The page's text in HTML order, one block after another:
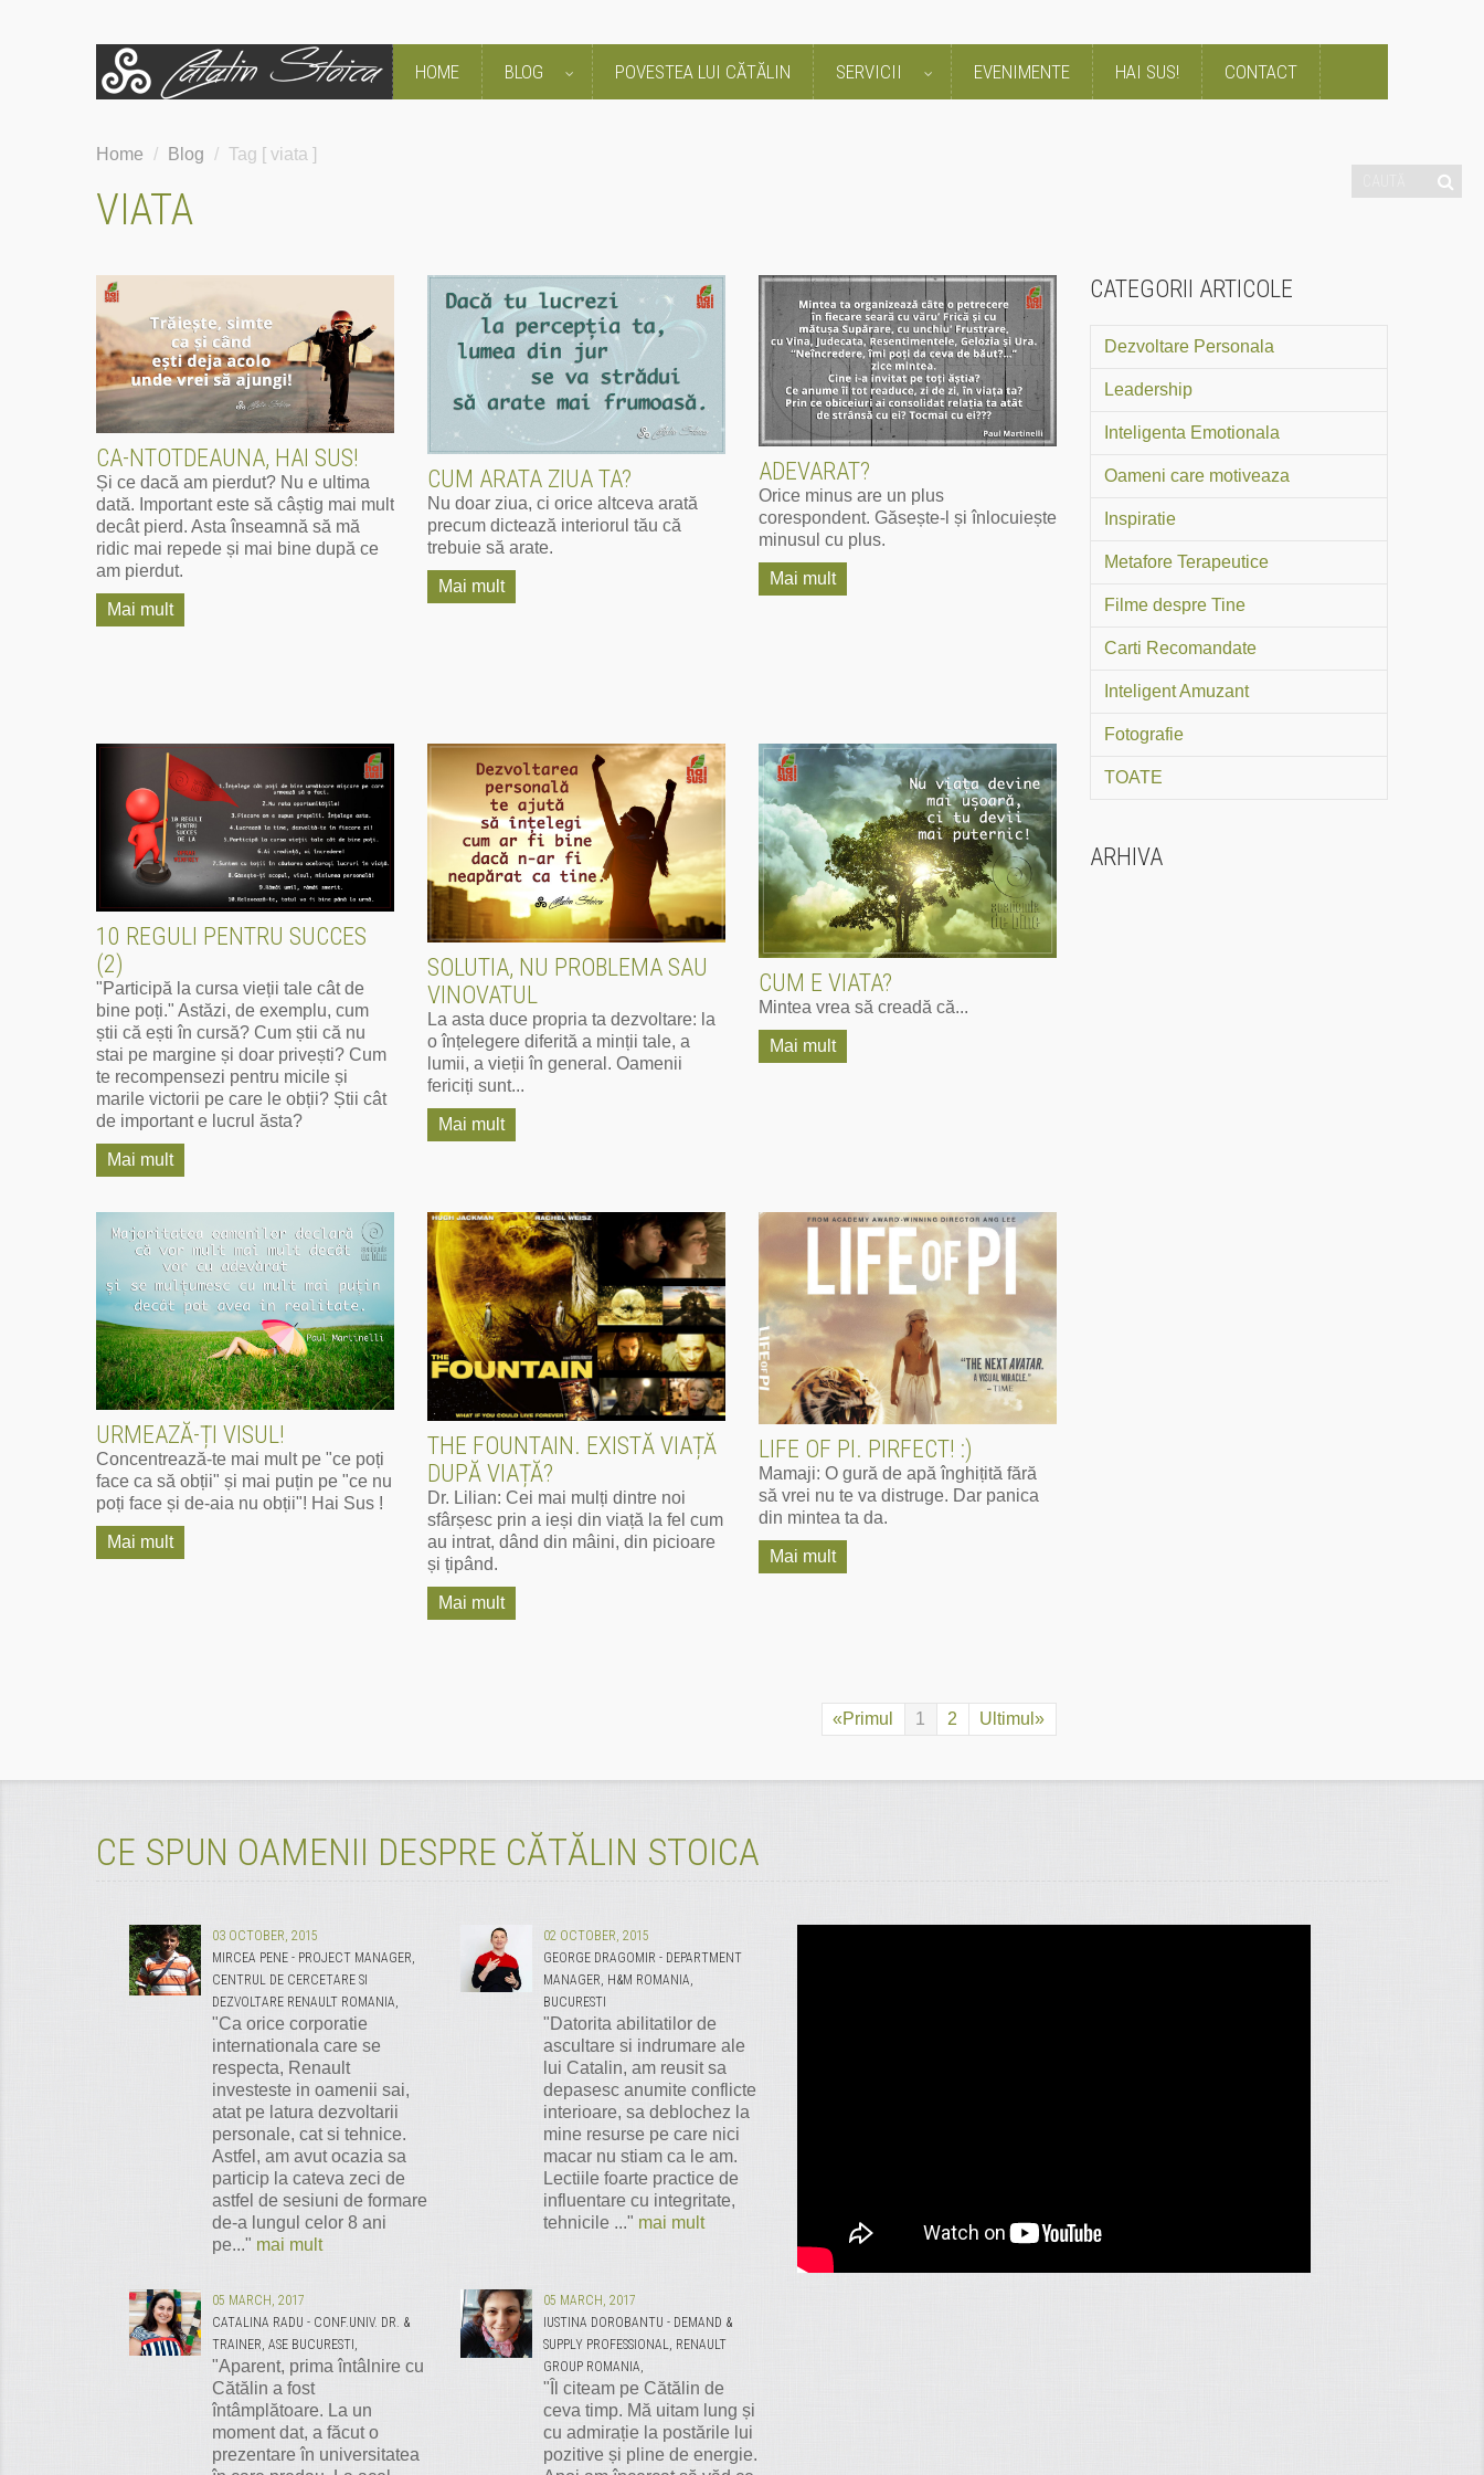
HOME BLOG POVESTEA LUI CĂTĂLIN SERVICII EVENIMENTE HAI SUS! CONTACT
Home / Blog / Tag [ viata ]
VIATA
CA-NTOTDEAUNA, HAI SUS!
Și ce dacă am pierdut? Nu e ultima
dată. Important este să câștig mai mult
decât pierd. Asta înseamnă să mă
ridic mai repede și mai bine după ce
am pierdut.
Mai mult
CUM ARATA ZIUA TA?
Nu doar ziua, ci orice altceva arată
precum dictează interiorul tău că
trebuie să arate.
Mai mult
ADEVARAT?
Orice minus are un plus
corespondent. Găsește-l și înlocuiește
minusul cu plus.
Mai mult
10 REGULI PENTRU SUCCES
(2)
"Participă la cursa vieții tale cât de
bine poți." Astăzi, de exemplu, cum
știi că ești în cursă? Cum știi că nu
stai pe margine și doar privești? Cum
te recompensezi pentru micile și
marile victorii pe care le obții? Știi cât
de important e lucrul ăsta?
Mai mult
SOLUTIA, NU PROBLEMA SAU
VINOVATUL
La asta duce propria ta dezvoltare: la
o înțelegere diferită a minții tale, a
lumii, a vieții în general. Oamenii
fericiți sunt...
Mai mult
CUM E VIATA?
Mintea vrea să creadă că...
Mai mult
URMEAZĂ-ȚI VISUL!
Concentrează-te mai mult pe "ce poți
face ca să obții" și mai puțin pe "ce nu
poți face și de-aia nu obții"! ‪‎Hai Sus‬ !
Mai mult
THE FOUNTAIN. EXISTĂ VIAȚĂ
DUPĂ VIAȚĂ?
Dr. Lilian: Cei mai mulți dintre noi
sfârșesc prin a ieși din viață la fel cum
au intrat, dând din mâini, din picioare
și țipând.
Mai mult
LIFE OF PI. PIRFECT! :)
Mamaji: O gură de apă înghițită fără
să vrei nu te va distruge. Dar panica
din mintea ta da.
Mai mult
«Primul 1 2 Ultimul»
CATEGORII ARTICOLE
Dezvoltare Personala
Leadership
Inteligenta Emotionala
Oameni care motiveaza
Inspiratie
Metafore Terapeutice
Filme despre Tine
Carti Recomandate
Inteligent Amuzant
Fotografie
TOATE
ARHIVA
CE SPUN OAMENII DESPRE CĂTĂLIN STOICA
03 OCTOBER, 2015
MIRCEA PENE - PROJECT MANAGER,
CENTRUL DE CERCETARE SI
DEZVOLTARE RENAULT ROMANIA,
"Ca orice corporatie
internationala care se
respecta, Renault
investeste in oamenii sai,
atat pe latura dezvoltarii
personale, cat si tehnice.
Astfel, am avut ocazia sa
particip la cateva zeci de
astfel de sesiuni de formare
de-a lungul celor 8 ani
pe..." mai mult
02 OCTOBER, 2015
GEORGE DRAGOMIR - DEPARTMENT
MANAGER, H&M ROMANIA,
BUCURESTI
"Datorita abilitatilor de
ascultare si indrumare ale
lui Catalin, am reusit sa
depasesc anumite conflicte
interioare, sa deblochez la
mine resurse pe care nici
macar nu stiam ca le am.
Lectiile foarte practice de
influentare cu integritate,
tehnicile ..." mai mult
05 MARCH, 2017
CATALINA RADU - CONF.UNIV. DR. &
TRAINER, ASE BUCURESTI,
"Aparent, prima întâlnire cu
Cătălin a fost
întâmplătoare. La un
moment dat, a făcut o
prezentare în universitatea
05 MARCH, 2017
IUSTINA DOROBANTU - DEMAND &
SUPPLY PROFESSIONAL, RENAULT
GROUP ROMANIA,
"Îl citeam pe Cătălin de
ceva timp. Mă uitam lung și
cu admirație la postările lui
pozitive și pline de energie.